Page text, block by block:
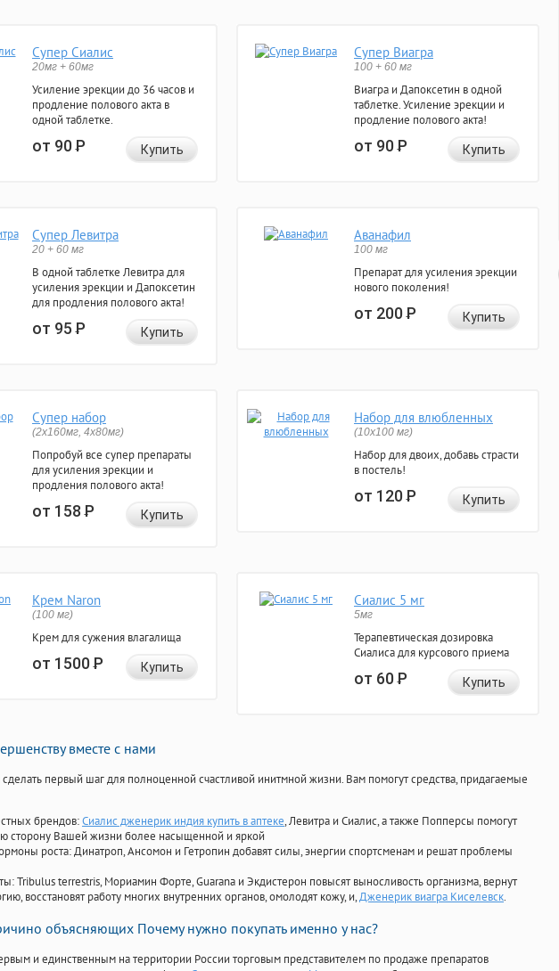
Супер Сиалис
20мг + 60мг
Усиление эрекции до 36 часов и
продление полового акта в
одной таблетке.
от 90Р Купить
Супер Виагра
100 + 60 мг
Виагра и Дапоксетин в одной
таблетке. Усиление эрекции и
продление полового акта!
от 90Р Купить
Супер Левитра
20 + 60 мг
В одной таблетке Левитра для
усиления эрекции и Дапоксетин
для продления полового акта!
от 95Р Купить
Аванафил
100 мг
Препарат для усиления эрекции
нового поколения!
от 200Р Купить
Супер набор
(2х160мг, 4х80мг)
Попробуй все супер препараты
для усиления эрекции и
продления полового акта!
от 158Р Купить
Набор для влюбленных
(10х100 мг)
Набор для двоих, добавь страсти
в постель!
от 120Р Купить
Крем Naron
(100 мг)
Крем для сужения влагалища
от 1500Р Купить
Сиалис 5 мг
5мг
Терапевтическая дозировка
Сиалиса для курсового приема
от 60Р Купить
вместе с нами
первый шаг для полноценной счастливой инитмной жизни. Вам помогут средства, придагаемые
брендов:Сиалис дженерик индия купить в аптеке, Левитра и Сиалис, а также Попперсы помогут
сторону Вашей жизни более насыщенной и яркой
роста: Динатроп, Ансомон и Гетропин добавят силы, энергии спортсменам и решат проблемы
Tribulus terrestris, Мориамин Форте, Guarana и Экдистерон повысят выносливость организма, вернут
восстановят работу многих внутренних органов, омолодят кожу, и,Дженерик виагра Киселевск.
объясняющих Почему нужно покупать именно у нас?
и единственным на территории России торговым представителем по продаже препаратов